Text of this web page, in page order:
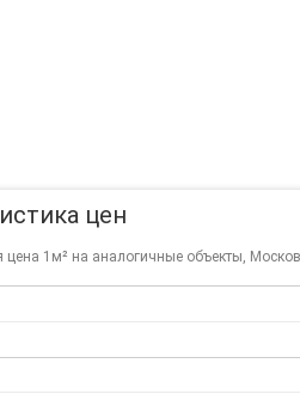
цен
цена 1м² на аналогичные объекты,